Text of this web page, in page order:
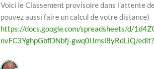
Voici le Classement provisoire dans l’attente
pouvez aussi faire un calcul de votre distance)
https://docs.google.com/spreadsheets/d/
nvFC3YghpGbfDNbfj-gwq0lJmsl8yRdLiQ/